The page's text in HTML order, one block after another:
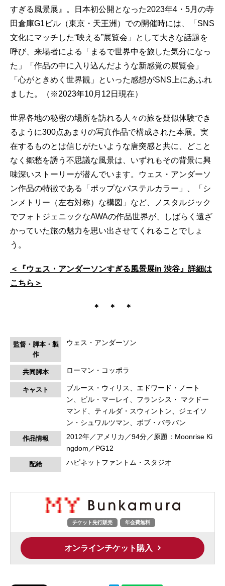
すぎる風景展』。日本初公開となった2023年4・5月の寺
田倉庫G1ビル（東京・天王洲）での開催時には、「SNS
文化にマッチした“映える”展覧会」として大きな話題を
呼び、来場者による「まるで世界中を旅した気分になっ
た」「作品の中に入り込んだような新感覚の展覧会」
「心がときめく世界観」といった感想がSNS上にあふれ
ました。（※2023年10月12日現在）
世界各地の秘密の場所を訪れる人々の旅を疑似体験でき
るように300点あまりの写真作品で構成された本展。実
在するものとは信じがたいような唐突感と共に、どこと
なく郷愁を誘う不思議な風景は、いずれもその背景に興
味深いストーリーが潜んでいます。ウェス・アンダーソ
ン作品の特徴である「ポップなパステルカラー」、「シ
ンメトリー（左右対称）な構図」など、ノスタルジック
でフォトジェニックなAWAの作品世界が、しばらく遠ざ
かっていた旅の魅力を思い出させてくれることでしょ
う。
＜『ウェス・アンダーソンすぎる風景展in 渋谷』詳細は
こちら＞
＊ ＊ ＊
監督・脚本・製
作
ウェス・アンダーソン
共同脚本 ローマン・コッポラ
キャスト
ブルース・ウィリス、エドワード・ノート
ン、ビル・マーレイ、フランシス・ マクドー
マンド、ティルダ・スウィントン、ジェイソ
ン・シュワルツマン、ボブ・バラバン
作品情報
2012年／アメリカ／94分／原題：Moonrise Ki
ngdom／PG12
配給 ハピネットファントム・スタジオ
チケット先行販売 年会費無料
オンラインチケット購入